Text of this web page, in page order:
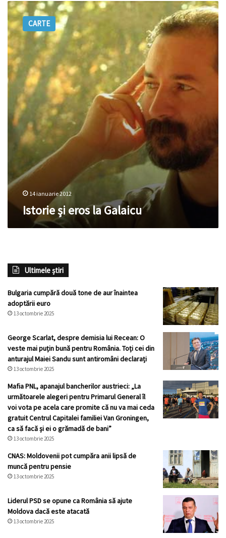
Istorie
şi
eros
la
Galaicu
CARTE
14 ianuarie 2012
Istorie şi eros la Galaicu
Ultimele știri
Bulgaria cumpără două tone de aur înaintea
adoptării euro
13 octombrie 2025
George Scarlat, despre demisia lui Recean: O
veste mai puțin bună pentru România. Toți cei din
anturajul Maiei Sandu sunt antiromâni declarați
13 octombrie 2025
Mafia PNL, apanajul bancherilor austrieci: „La
următoarele alegeri pentru Primarul General îl
voi vota pe acela care promite că nu va mai ceda
gratuit Centrul Capitalei familiei Van Groningen,
ca să facă și ei o grămadă de bani”
13 octombrie 2025
CNAS: Moldovenii pot cumpăra anii lipsă de
muncă pentru pensie
13 octombrie 2025
Liderul PSD se opune ca România să ajute
Moldova dacă este atacată
13 octombrie 2025